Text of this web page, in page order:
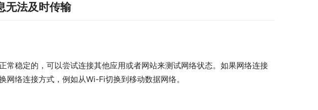
无法及时传输
常稳定的，可以尝试连接其他应用或者网站来测试网络状态。如果网络连接
网络连接方式，例如从Wi-Fi切换到移动数据网络。